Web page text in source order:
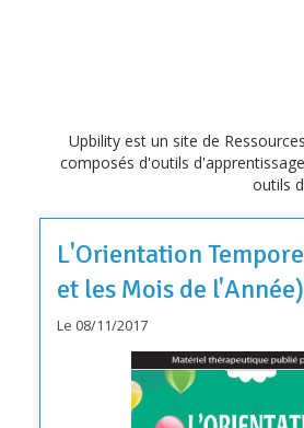
Upbility est un site de
composés d'outils
outils
L'Orientation
et les Mois de l'Année)
Le 08/11/2017